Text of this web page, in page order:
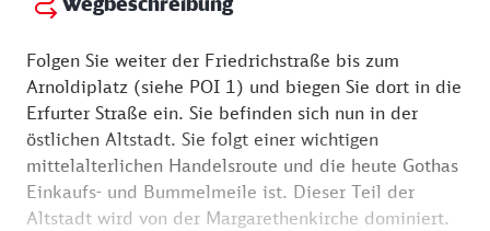
Folgen Sie weiter der Friedrichstraße bis zum
Arnoldiplatz (siehe POI 1) und biegen Sie dort in die
Erfurter Straße ein. Sie befinden sich nun in der
östlichen Altstadt. Sie folgt einer wichtigen
mittelalterlichen Handelsroute und die heute Gothas
Einkaufs- und Bummelmeile ist. Dieser Teil der
Altstadt wird von der Margarethenkirche dominiert.